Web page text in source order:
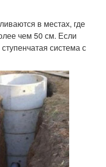
в местах, где
чем 50 см. Если
система с